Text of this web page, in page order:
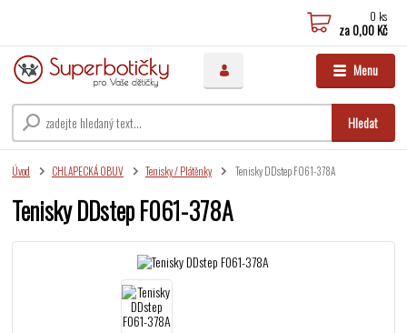
Menu
Hledat
0 ks
za0,00 Kč
Úvod CHLAPECKÁ OBUV Tenisky / Plátěnky Tenisky DDstep F061-378A
Tenisky DDstep F061-378A